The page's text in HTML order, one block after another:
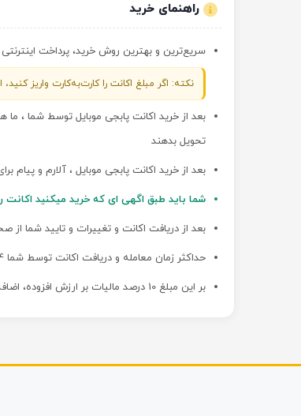
راهنمای خرید
سریع‌ترین و بهترین روش خرید، پرداخت
نکته: اگر مبلغ اکانت را کارت‌به‌کارت واریز
بعد از خرید اکانت پابجی موبایل توسط شما ،
تحویل بدهند
بعد از خرید اکانت پابجی موبایل ، آلارم و پیام
شما باید طبق اگهی ای که خرید میکنید اکانت
بعد از دریافت اکانت و تغییرات و تایید شما
حداکثر زمان معامله و دریافت اکانت توسط شما 24 ساعت می باشد
بر این مبلغ 10 درصد مالیات بر ارزش افزوده، اضافه میشود